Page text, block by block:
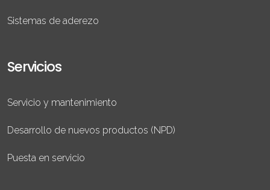
Sistemas de aderezo
Servicios
Servicio y mantenimiento
Desarrollo de nuevos productos (NPD)
Puesta en servicio